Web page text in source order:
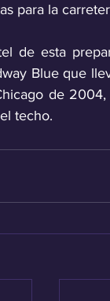
para la
de esta
Blue que
de
techo.